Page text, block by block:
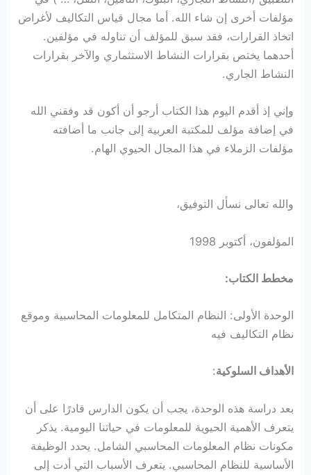
مؤلفات أخرى إن شاء الله. أما مجال قياس التكاليف لأغراض
اتخاذ القرارات، فقد سبق للمؤلف أن تناوله في مؤلفين.
أحدهما يختص بقرارات النشاط الاستثماري والآخر بقرارات
النشاط الجاري.
وإني إذ أقدم اليوم هذا الكتاب أرجو أن أكون قد وفقني الله
في إضافة مؤلف للمكتبة العربية إلى جانب ما أضافته
مؤلفات الزملاء في هذا المجال الحيوي الهام.
والله تعالى نسأل التوفيق،
المؤلفون، أكتوبر 1998
مخطط الكتاب:
الوحدة الأولى: النظام المتكامل للمعلومات المحاسبية وموقع
نظام التكاليف فيه
الأهداف السلوكية:
بعد دراسة هذه الوحدة، يجب أن يكون الدارس قادرًا على أن
يتعرف الأهمية الحيوية للمعلومات في حياتنا اليومية. يذكر
مكونات نظام المعلومات المحاسبي الشامل. يحدد الوظيفة
الأساسية للنظام المحاسبي. يتعرف الأسباب التي أدت إلى